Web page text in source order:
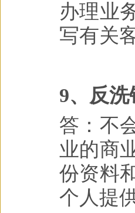
办理业
写有关
9、反
答：不
业的商
份资料
个人提供